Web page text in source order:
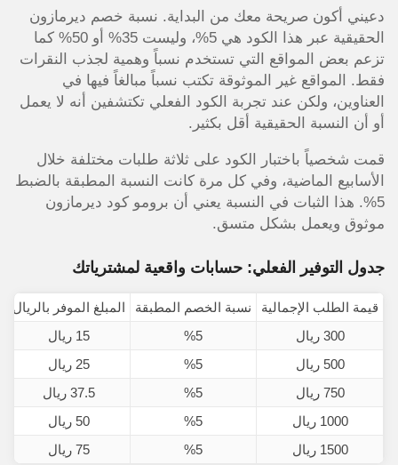
دعيني أكون صريحة معك من البداية. نسبة خصم ديرمازون
الحقيقية عبر هذا الكود هي 5%، وليست 35% أو 50% كما
تزعم بعض المواقع التي تستخدم نسباً وهمية لجذب النقرات
فقط. المواقع غير الموثوقة تكتب نسباً مبالغاً فيها في
العناوين، ولكن عند تجربة الكود الفعلي تكتشفين أنه لا يعمل
أو أن النسبة الحقيقية أقل بكثير.
قمت شخصياً باختبار الكود على ثلاثة طلبات مختلفة خلال
الأسابيع الماضية، وفي كل مرة كانت النسبة المطبقة بالضبط
5%. هذا الثبات في النسبة يعني أن برومو كود ديرمازون
موثوق ويعمل بشكل متسق.
جدول التوفير الفعلي: حسابات واقعية لمشترياتك
قيمة الطلب الإجمالية نسبة الخصم المطبقة المبلغ الموفر بالريال
300 ريال
%5
15 ريال
500 ريال
%5
25 ريال
750 ريال
%5
37.5 ريال
1000 ريال
%5
50 ريال
1500 ريال
%5 75 ريال